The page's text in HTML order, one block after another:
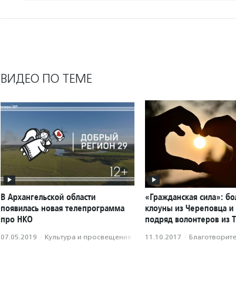
ВИДЕО ПО ТЕМЕ
В Архангельской области
появилась новая телепрограмма
про НКО
07.05.2019 · Культура и просвещение
«Гражданская сила»:
клоуны из Череповца
подряд волонтеров из
11.10.2017 ·